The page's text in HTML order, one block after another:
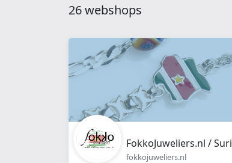
26 webshops
fokkojuweliers.nl